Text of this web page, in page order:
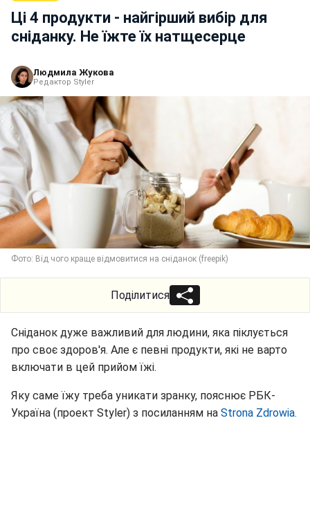
Ці 4 продукти - найгірший вибір для
сніданку. Не їжте їх натщесерце
Людмила Жукова
Редактор Styler
Фото: Від чого краще відмовитися на сніданок (freepik)
Поділитися
Сніданок дуже важливий для людини, яка піклується
про своє здоров'я. Але є певні продукти, які не варто
включати в цей прийом їжі.
Яку саме їжу треба уникати зранку, пояснює РБК-
Україна (проект Styler) з посиланням на Strona Zdrowia.